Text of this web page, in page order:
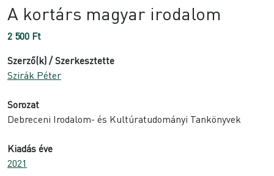
A kortárs magyar irodalom
2 500 Ft
Szerző(k) / Szerkesztette
Szirák Péter
Sorozat
Debreceni Irodalom- és Kultúratudományi Tankönyvek
Kiadás éve
2021